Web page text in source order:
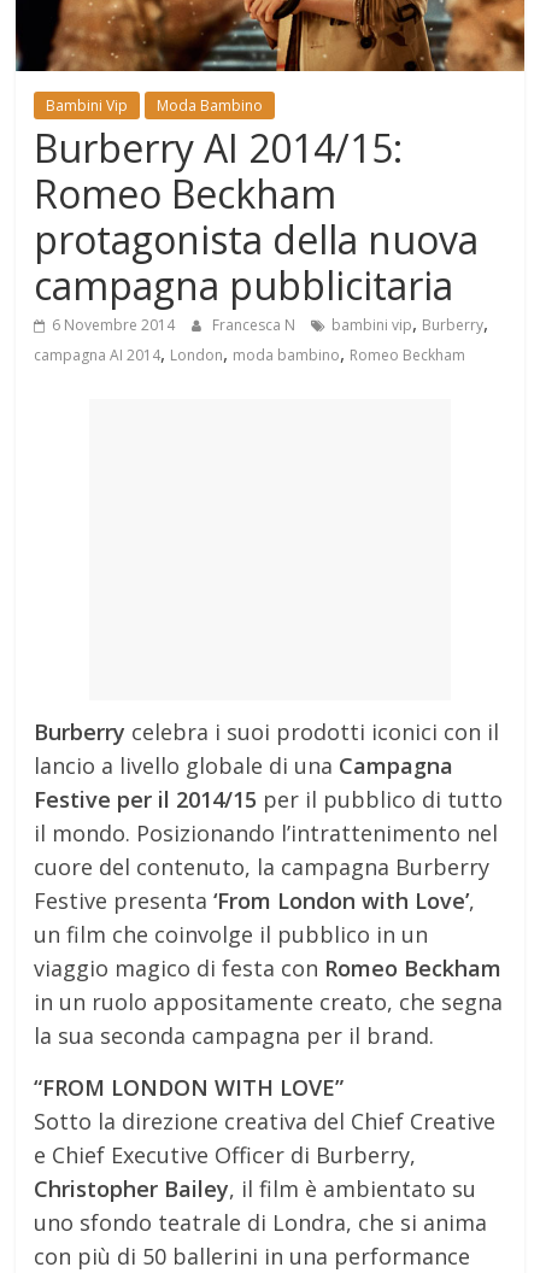
Mondo
Bambini Vip Moda Bambino
Burberry AI 2014/15:
Romeo Beckham
protagonista della nuova
campagna pubblicitaria
6 Novembre 2014 Francesca N bambini vip, Burberry,
campagna AI 2014, London, moda bambino, Romeo Beckham
Burberry celebra i suoi prodotti iconici con il
lancio a livello globale di una Campagna
Festive per il 2014/15 per il pubblico di tutto
il mondo. Posizionando l’intrattenimento nel
cuore del contenuto, la campagna Burberry
Festive presenta‘From London with Love’,
un film che coinvolge il pubblico in un
viaggio magico di festa con Romeo Beckham
in un ruolo appositamente creato, che segna
la sua seconda campagna per il brand.
“FROM LONDON WITH LOVE”
Sotto la direzione creativa del Chief Creative
e Chief Executive Officer di Burberry,
Christopher Bailey, il film è ambientato su
uno sfondo teatrale di Londra, che si anima
con più di 50 ballerini in una performance